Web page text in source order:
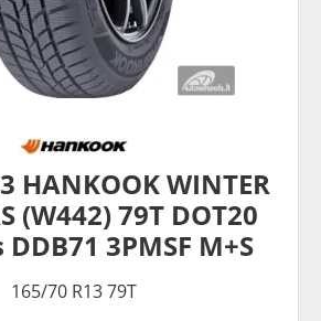
HANKOOK WINTER
(W442) 79T DOT20
3PMSF M+S
165/70 R13 79T